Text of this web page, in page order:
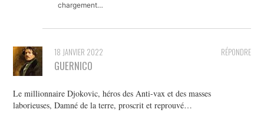
chargement…
RÉPONDRE
18 JANVIER 2022
GUERNICO
Le millionnaire Djokovic, héros des Anti-vax et des masses
laborieuses, Damné de la terre, proscrit et reprouvé…